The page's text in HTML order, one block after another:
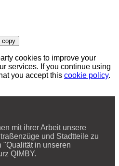
copy
cookies to improve your
services. If you continue using
you accept this cookie policy.
mit ihrer Arbeit unsere
und Stadtteile zu
"Qualität in unseren
QIMBY.